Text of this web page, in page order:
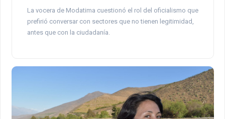
La vocera de Modatima cuestionó el rol del oficialismo que
prefirió conversar con sectores que no tienen legitimidad,
antes que con la ciudadanía.